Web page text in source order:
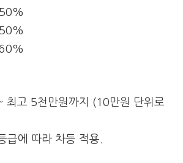
최고 5천만원까지 (10만원 단위로
급에 따라 차등 적용.